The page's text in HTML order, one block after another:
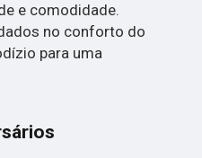
e comodidade.
no conforto do
para uma